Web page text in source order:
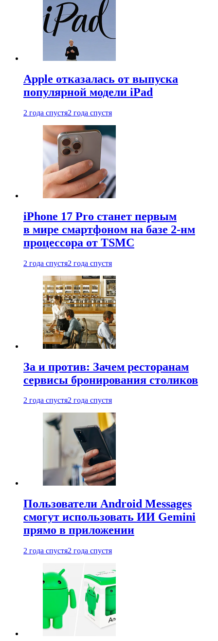
Apple отказалась от выпуска
популярной модели iPad
2 года спустя2 года спустя
iPhone 17 Pro станет первым
в мире смартфоном на базе 2-нм
процессора от TSMC
2 года спустя2 года спустя
За и против: Зачем ресторанам
сервисы бронирования столиков
2 года спустя2 года спустя
Пользователи Android Messages
смогут использовать ИИ Gemini
прямо в приложении
2 года спустя2 года спустя